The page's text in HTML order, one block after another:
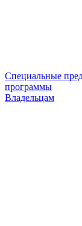
Специальные
программы
Владельцам